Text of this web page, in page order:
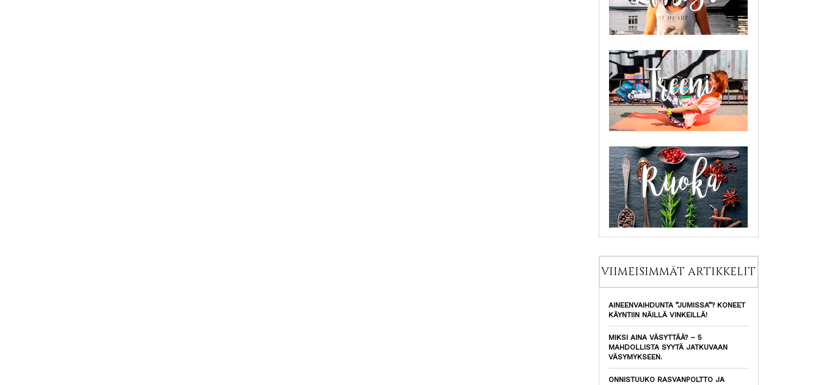
VIIMEISIMMÄT ARTIKKELIT
AINEENVAIHDUNTA ”JUMISSA”? KONEET
KÄYNTIIN NÄILLÄ VINKEILLÄ!
MIKSI AINA VÄSYTTÄÄ? – 5
MAHDOLLISTA SYYTÄ JATKUVAAN
VÄSYMYKSEEN.
ONNISTUUKO RASVANPOLTTO JA